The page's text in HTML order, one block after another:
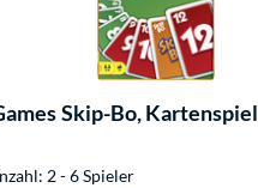
Skip-Bo, Kartenspiel
2 - 6 Spieler